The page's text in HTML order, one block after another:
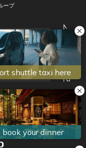
ープ
アプリ
へ